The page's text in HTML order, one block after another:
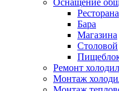
Ресторана
Бара
Магазина
Столовой
Ремонт
Монтаж